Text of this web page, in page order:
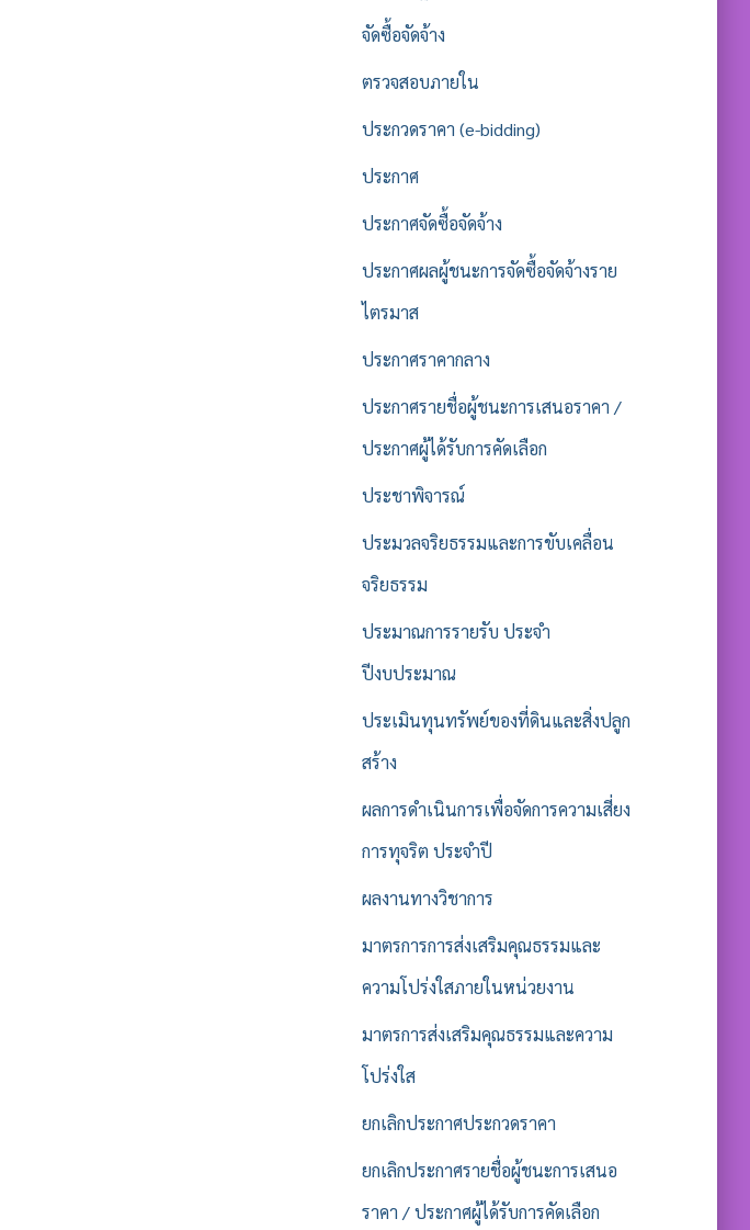
จัดซื้อจัดจ้าง
ตรวจสอบภายใน
ประกวดราคา (e-bidding)
ประกาศ
ประกาศจัดซื้อจัดจ้าง
ประกาศผลผู้ชนะการจัดซื้อจัดจ้างราย
ไตรมาส
ประกาศราคากลาง
ประกาศรายชื่อผู้ชนะการเสนอราคา /
ประกาศผู้ได้รับการคัดเลือก
ประชาพิจารณ์
ประมวลจริยธรรมและการขับเคลื่อน
จริยธรรม
ประมาณการรายรับ ประจำ
ปีงบประมาณ
ประเมินทุนทรัพย์ของที่ดินและสิ่งปลูก
สร้าง
ผลการดำเนินการเพื่อจัดการความเสี่ยง
การทุจริต ประจำปี
ผลงานทางวิชาการ
มาตรการการส่งเสริมคุณธรรมและ
ความโปร่งใสภายในหน่วยงาน
มาตรการส่งเสริมคุณธรรมและความ
โปร่งใส
ยกเลิกประกาศประกวดราคา
ยกเลิกประกาศรายชื่อผู้ชนะการเสนอ
ราคา / ประกาศผู้ได้รับการคัดเลือก